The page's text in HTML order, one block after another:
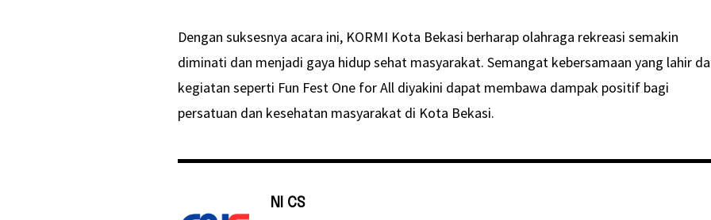
Dengan suksesnya acara ini, KORMI Kota Bekasi berharap olahraga rekreasi semakin
diminati dan menjadi gaya hidup sehat masyarakat. Semangat kebersamaan yang lahir
kegiatan seperti Fun Fest One for All diyakini dapat membawa dampak positif bagi
persatuan dan kesehatan masyarakat di Kota Bekasi.
NI CS